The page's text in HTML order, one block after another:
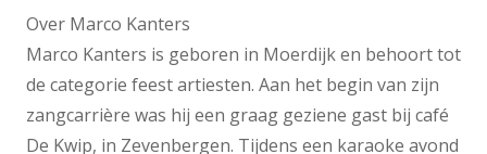
Over Marco Kanters
Marco Kanters is geboren in Moerdijk en behoort tot
de categorie feest artiesten. Aan het begin van zijn
zangcarrière was hij een graag geziene gast bij café
De Kwip, in Zevenbergen. Tijdens een karaoke avond